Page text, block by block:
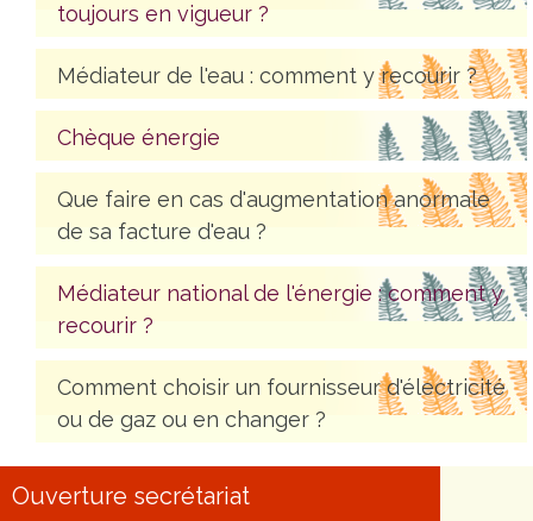
toujours en vigueur ?
Médiateur de l'eau : comment y recourir ?
Chèque énergie
Que faire en cas d'augmentation anormale
de sa facture d'eau ?
Médiateur national de l'énergie : comment y
recourir ?
Comment choisir un fournisseur d'électricité
ou de gaz ou en changer ?
Ouverture secrétariat